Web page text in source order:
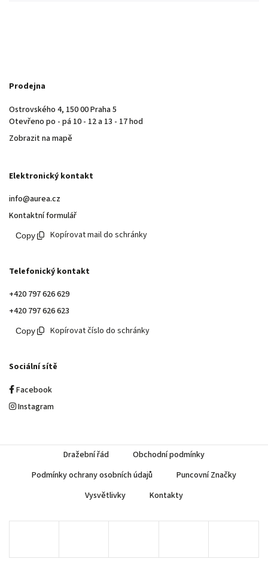
Prodejna
Ostrovského 4, 150 00 Praha 5
Otevřeno po - pá 10 - 12 a 13 - 17 hod
Zobrazit na mapě
Elektronický kontakt
info@aurea.cz
Kontaktní formulář
Kopírovat mail do schránky
Telefonický kontakt
+420 797 626 629
+420 797 626 623
Kopírovat číslo do schránky
Sociální sítě
Facebook
Instagram
Dražební řád
Obchodní podmínky
Podmínky ochrany osobních údajů
Puncovní Značky
Vysvětlivky
Kontakty